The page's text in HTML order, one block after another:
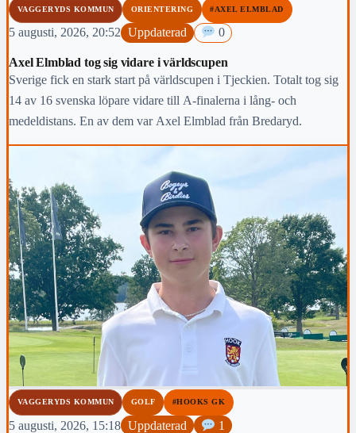
VAGGERYDS KOMMUN ORIENTERING #AXEL ELMBLAD
5 augusti, 2026, 20:52 Uppdaterad 0
Axel Elmblad tog sig vidare i världscupen
Sverige fick en stark start på världscupen i Tjeckien. Totalt tog sig
14 av 16 svenska löpare vidare till A-finalerna i lång- och
medeldistans. En av dem var Axel Elmblad från Bredaryd.
VAGGERYDS KOMMUN GOLF #HOOKS GK
5 augusti, 2026, 15:18 Uppdaterad 1